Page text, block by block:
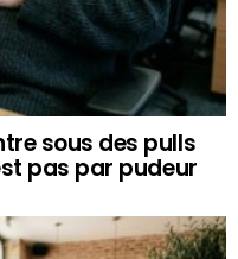
sous des pulls
pas par pudeur